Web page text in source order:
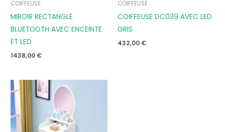
COIFFEUSE
MIROIR RECTANGLE
BLUETOOTH AVEC ENCEINTE
ET LED
1438,00 €
COIFFEUSE
COIFFEUSE DC039 AVEC LED
GRIS
432,00 €